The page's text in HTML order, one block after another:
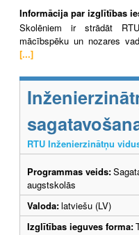
Informācija par izglītības
Skolēniem ir strādāt
mācībspēku un nozares
[...]
RTU Inženierzinātņu
Programmas veids:
augstskolās
Valoda:latviešu (LV)
Izglītības ieguves forma: